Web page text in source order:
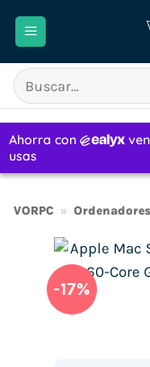
Buscar
por:
VORPC »
-17%